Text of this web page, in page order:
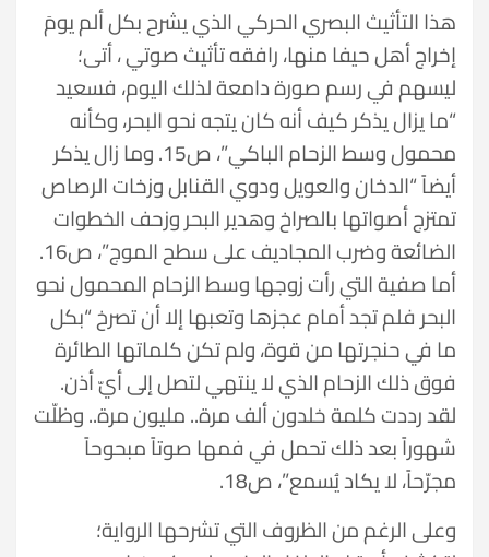
هذا التأثيث البصري الحركي الذي يشرح بكل ألم يومَ
إخراج أهل حيفا منها، رافقه تأثيث صوتي ، أتى؛
ليسهم في رسم صورة دامعة لذلك اليوم، فسعيد
“ما يزال يذكر كيف أنه كان يتجه نحو البحر، وكأنه
محمول وسط الزحام الباكي”، ص15. وما زال يذكر
أيضاً “الدخان والعويل ودوي القنابل وزخات الرصاص
تمتزج أصواتها بالصراخ وهدير البحر وزحف الخطوات
الضائعة وضرب المجاديف على سطح الموج”، ص16.
أما صفية التي رأت زوجها وسط الزحام المحمول نحو
البحر فلم تجد أمام عجزها وتعبها إلا أن تصرخ “بكل
ما في حنجرتها من قوة، ولم تكن كلماتها الطائرة
فوق ذلك الزحام الذي لا ينتهي لتصل إلى أيّ أذن.
لقد رددت كلمة خلدون ألف مرة.. مليون مرة.. وظلّت
شهوراً بعد ذلك تحمل في فمها صوتاً مبحوحاً
مجرّحاً، لا يكاد يُسمع”، ص18.
وعلى الرغم من الظروف التي تشرحها الرواية؛